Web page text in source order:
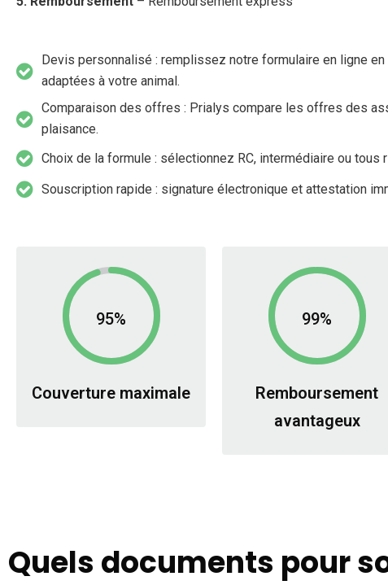
Devis personnalisé : remplissez notre formulaire en ligne
adaptées à votre animal.
Comparaison des offres : Prialys compare les offres des
plaisance.
Choix de la formule : sélectionnez RC, intermédiaire ou
Souscription rapide : signature électronique et attestation
95%
Couverture maximale
99%
Remboursement
avantageux
Quels documents pour